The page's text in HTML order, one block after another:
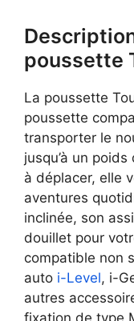
poussette
La poussette
poussette
transporter le
jusqu’à un
à déplacer, elle
aventures
inclinée, son
douillet pour
compatible non
auto i-Level, i-
autres